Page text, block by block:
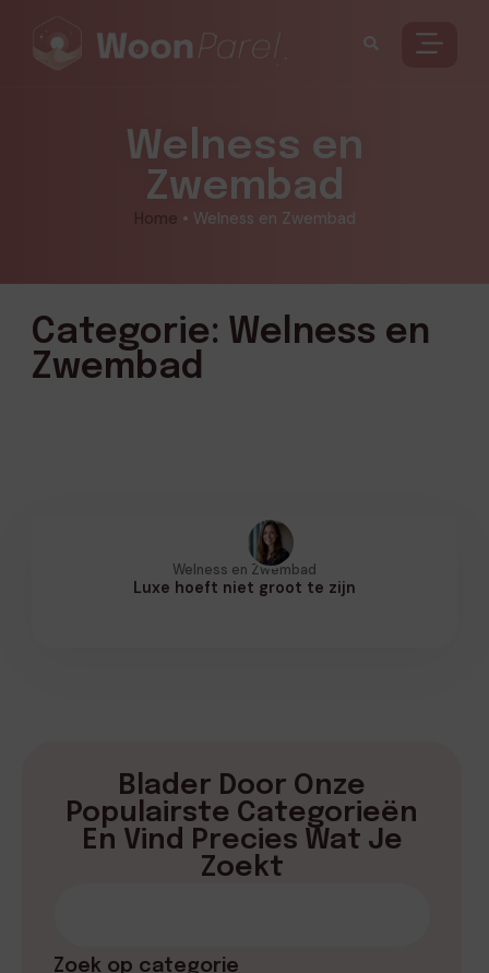
Welness en
Zwembad
Home • Welness en Zwembad
Categorie: Welness en
Zwembad
Welness en Zwembad
Luxe hoeft niet groot te zijn
Blader Door Onze
Populairste Categorieën
En Vind Precies Wat Je
Zoekt
Zoek op categorie